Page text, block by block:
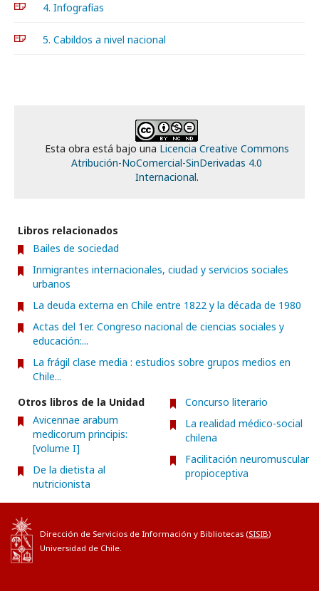
4. Infografías
5. Cabildos a nivel nacional
Esta obra está bajo una Licencia Creative Commons
Atribución-NoComercial-SinDerivadas 4.0
Internacional.
Libros relacionados
Bailes de sociedad
Inmigrantes internacionales, ciudad y servicios sociales
urbanos
La deuda externa en Chile entre 1822 y la década de 1980
Actas del 1er. Congreso nacional de ciencias sociales y
educación:...
La frágil clase media : estudios sobre grupos medios en
Chile...
Otros libros de la Unidad
Avicennae arabum
medicorum principis:
[volume I]
De la dietista al
nutricionista
Concurso literario
La realidad médico-social
chilena
Facilitación neuromuscular
propioceptiva
Dirección de Servicios de Información y Bibliotecas (SISIB)
Universidad de Chile.